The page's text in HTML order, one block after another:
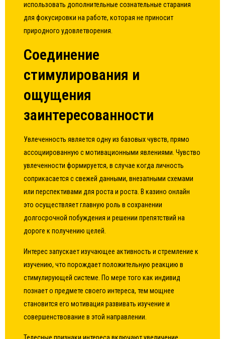
использовать дополнительные сознательные старания
для фокусировки на работе, которая не приносит
природного удовлетворения.
Соединение
стимулирования и
ощущения
заинтересованности
Увлеченность является одну из базовых чувств, прямо
ассоциированную с мотивационными явлениями. Чувство
увлеченности формируется, в случае когда личность
соприкасается с свежей данными, внезапными схемами
или перспективами для роста и роста. В казино онлайн
это осуществляет главную роль в сохранении
долгосрочной побуждения и решении препятствий на
дороге к получению целей.
Интерес запускает изучающее активность и стремление к
изучению, что порождает положительную реакцию в
стимулирующей системе. По мере того как индивид
познает о предмете своего интереса, тем мощнее
становится его мотивация развивать изучение и
совершенствование в этой направлении.